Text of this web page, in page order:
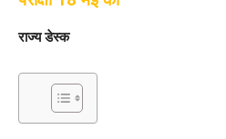
राज्य डेस्क